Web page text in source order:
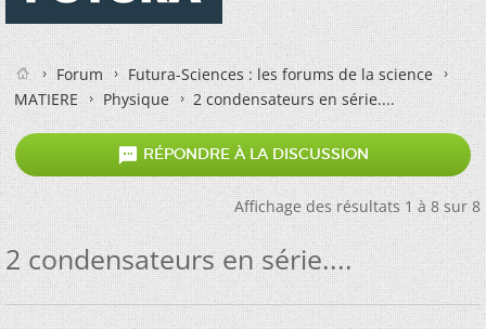
Forum
Futura-Sciences : les forums de la science
MATIERE
Physique 2 condensateurs en série....
 RÉPONDRE À LA DISCUSSION
Affichage des résultats 1 à 8 sur 8
2 condensateurs en série....